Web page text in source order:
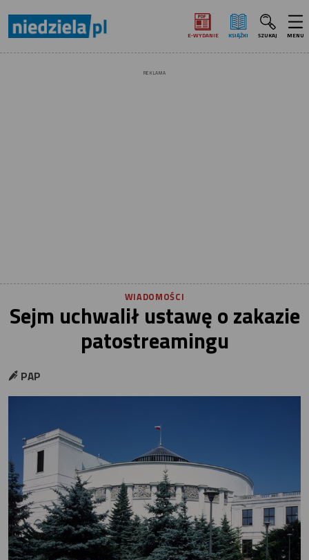
E‑WYDANIE KSIĄŻKI SZUKAJ MENU
REKLAMA
WIADOMOŚCI
Sejm uchwalił ustawę o zakazie
patostreamingu
PAP